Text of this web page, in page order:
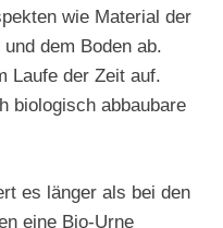
wie Material der
dem Boden ab.
Laufe der Zeit auf.
biologisch abbaubare
es länger als bei den
eine Bio-Urne